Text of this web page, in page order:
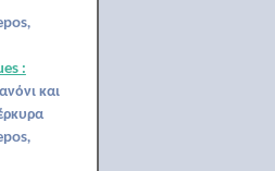
:
και